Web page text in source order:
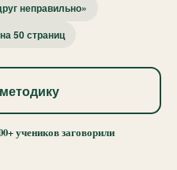
неправильно»
50 страниц
учеников заговорили